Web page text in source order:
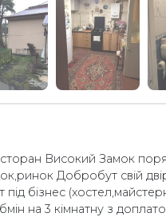
Високий Замок
Добробут свій
бізнес
на 3 кімнатну з